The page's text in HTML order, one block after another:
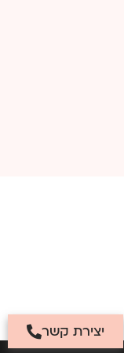
יצירת קשר